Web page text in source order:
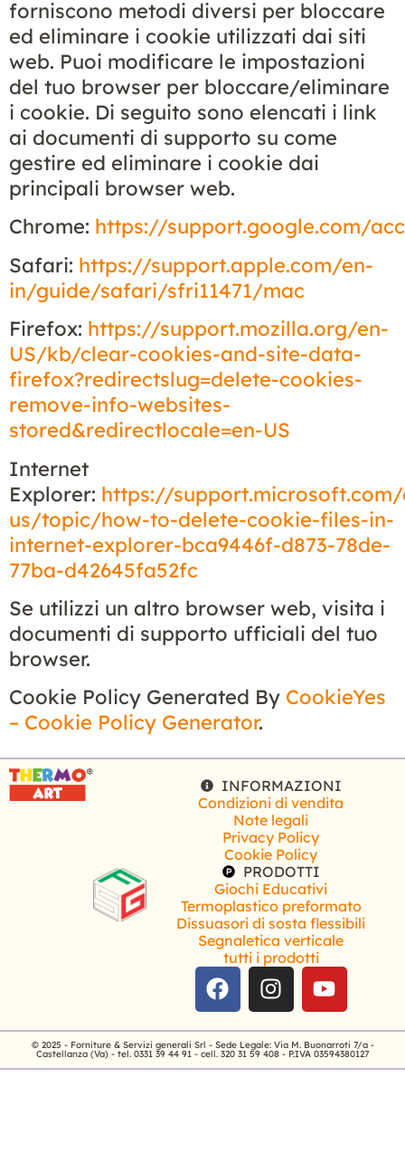
forniscono metodi diversi per bloccare
ed eliminare i cookie utilizzati dai siti
web. Puoi modificare le impostazioni
del tuo browser per bloccare/eliminare
i cookie. Di seguito sono elencati i link
ai documenti di supporto su come
gestire ed eliminare i cookie dai
principali browser web.
Chrome: https://support.google.com/
Safari: https://support.apple.com/en-
in/guide/safari/sfri11471/mac
Firefox: https://support.mozilla.org/en-
US/kb/clear-cookies-and-site-data-
firefox?redirectslug=delete-cookies-
remove-info-websites-
stored&redirectlocale=en-US
Internet
Explorer: https://
us/topic/how-to-delete-cookie-files-in-
internet-explorer-bca9446f-d873-78de-
77ba-d42645fa52fc
Se utilizzi un altro browser web, visita i
documenti di supporto ufficiali del tuo
browser.
Cookie Policy Generated By CookieYes
– Cookie Policy Generator.
INFORMAZIONI
Condizioni di vendita
Note legali
Privacy Policy
Cookie Policy
PRODOTTI
Giochi Educativi
Termoplastico preformato
Dissuasori di sosta flessibili
Segnaletica verticale
tutti i prodotti
© 2025 - Forniture & Servizi generali Srl - Sede Legale: Via M. Buonarroti 7/a -
Castellanza (Va) - tel. 0331 39 44 91 - cell. 320 31 59 408 - P.IVA 03594380127